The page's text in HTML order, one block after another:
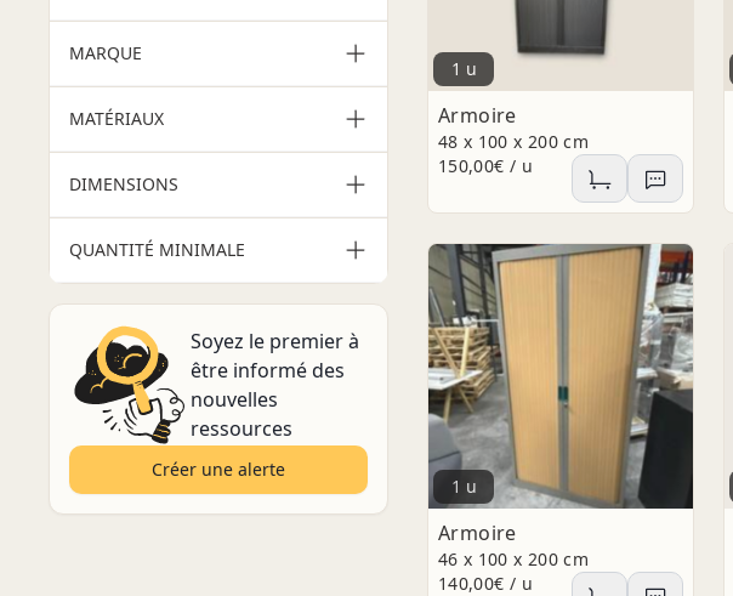
MARQUE
MATÉRIAUX
DIMENSIONS
QUANTITÉ MINIMALE
Soyez le premier à
être informé des
nouvelles
ressources
Créer une alerte
1 u
Armoire
48 x 100 x 200 cm
150,00€ / u
1 u
Armoire
46 x 100 x 200 cm
140,00€ / u